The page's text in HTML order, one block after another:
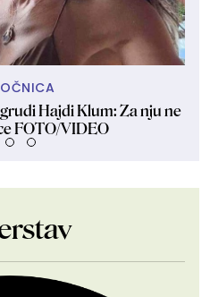
Hajdi Klum: Za nju ne
FOTO/VIDEO